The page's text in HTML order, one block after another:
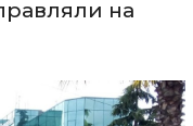
на